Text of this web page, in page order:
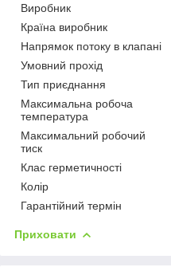
Виробник
Країна виробник
Напрямок потоку в клапані
Умовний прохід
Тип приєднання
Максимальна робоча
температура
Максимальний робочий
тиск
Клас герметичності
Колір
Гарантійний термін
Приховати